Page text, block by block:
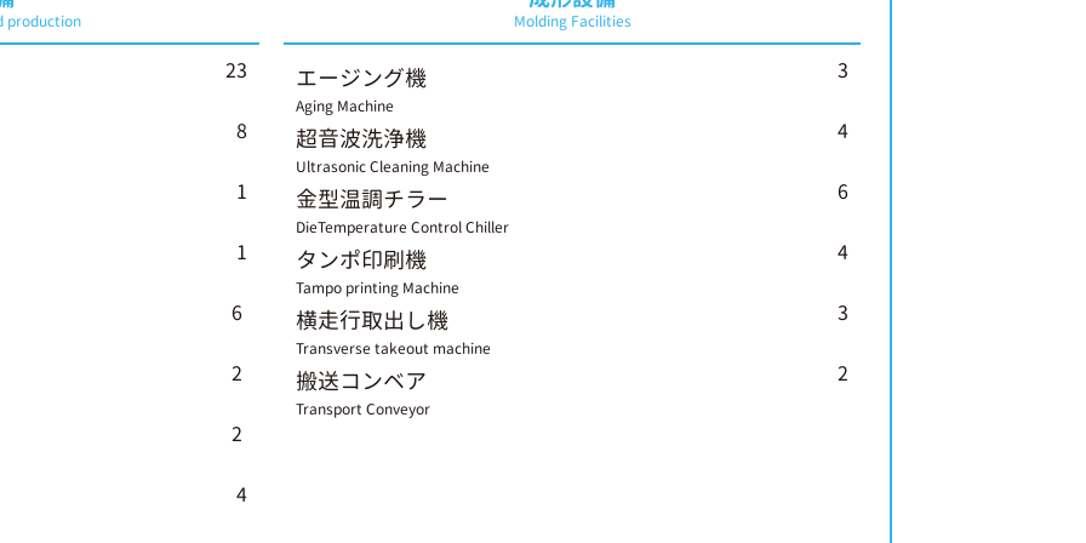
production
23
8
1
1
6
2
2
4
Molding Facilities
エージング機
Aging Machine
3
超音波洗浄機
Ultrasonic Cleaning Machine
4
金型温調チラー
DieTemperature Control Chiller
6
タンポ印刷機
Tampo printing Machine
4
横走行取出し機
Transverse takeout machine
3
搬送コンベア
Transport Conveyor
2